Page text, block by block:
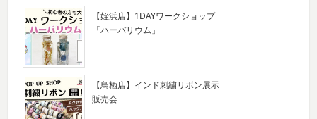
【姪浜店】1DAYワークショップ
「ハーバリウム」
【鳥栖店】インド刺繍リボン展示
販売会